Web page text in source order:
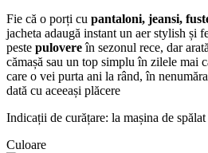
Fie că o porți cu pantaloni, jeansi,
jacheta adaugă instant un aer stylish și
peste pulovereîn sezonul rece, dar
cămașă sau un top simplu în zilele mai
care o vei purta ani la rând, în
dată cu aceeași plăcere
Indicații de curățare: la mașina de
Culoare